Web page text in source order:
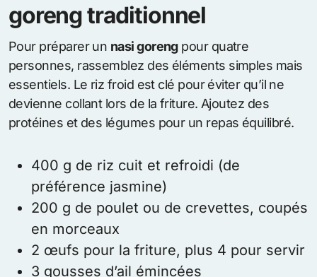
goreng traditionnel
Pour préparer un nasi gorengpour quatre
personnes, rassemblez des éléments simples mais
essentiels. Le riz froid est clé pour éviter qu’il ne
devienne collant lors de la friture. Ajoutez des
protéines et des légumes pour un repas équilibré.
400 g de riz cuit et refroidi (de
préférence jasmine)
200 g de poulet ou de crevettes, coupés
en morceaux
2 œufs pour la friture, plus 4 pour servir
3 gousses d’ail émincées